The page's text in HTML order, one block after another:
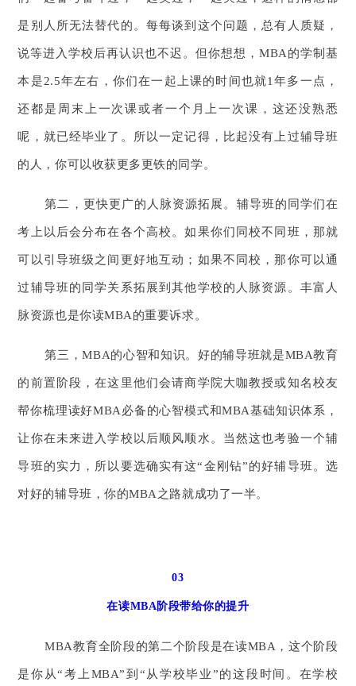
是别人所无法替代的。每每谈到这个问题，总有人质疑，
说等进入学校后再认识也不迟。但你想想，MBA的学制基
本是2.5年左右，你们在一起上课的时间也就1年多一点，
还都是周末上一次课或者一个月上一次课，这还没熟悉
呢，就已经毕业了。所以一定记得，比起没有上过辅导班
的人，你可以收获更多更铁的同学。
第二，更快更广的人脉资源拓展。辅导班的同学们在
考上以后会分布在各个高校。如果你们同校不同班，那就
可以引导班级之间更好地互动；如果不同校，那你可以通
过辅导班的同学关系拓展到其他学校的人脉资源。丰富人
脉资源也是你读MBA的重要诉求。
第三，MBA的心智和知识。好的辅导班就是MBA教育
的前置阶段，在这里他们会请商学院大咖教授或知名校友
帮你梳理读好MBA必备的心智模式和MBA基础知识体系，
让你在未来进入学校以后顺风顺水。当然这也考验一个辅
导班的实力，所以要选确实有这“金刚钻”的好辅导班。选
对好的辅导班，你的MBA之路就成功了一半。
03
在读MBA阶段带给你的提升
MBA教育全阶段的第二个阶段是在读MBA，这个阶段
是你从“考上MBA”到“从学校毕业”的这段时间。在学校